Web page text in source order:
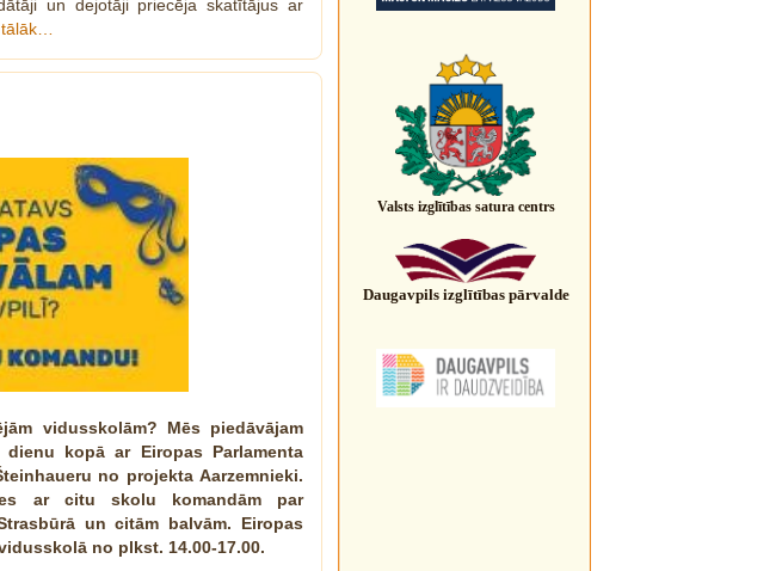
un dejotāji priecēja skatītājus ar
vidusskolām? Mēs piedāvājam
kopā ar Eiropas Parlamenta
no projekta Aarzemnieki.
ar citu skolu komandām par
un citām balvām. Eiropas
no plkst. 14.00-17.00.
Valsts izglītības satura centrs
Daugavpils izglītības pārvalde